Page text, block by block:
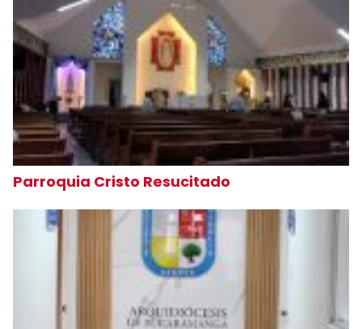
Parroquia Cristo Resucitado